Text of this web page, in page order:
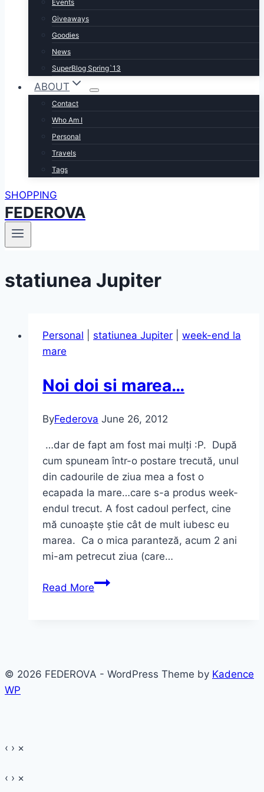
Events
Giveaways
Goodies
News
SuperBlog Spring`13
ABOUT
Contact
Who Am I
Personal
Travels
Tags
SHOPPING
FEDEROVA
statiunea Jupiter
Personal statiunea Jupiter
week-end la
mare
Noi doi si marea…
ByFederova June 26, 2012
…dar de fapt am fost mai mulți :P. După
cum spuneam într-o postare trecută, unul
din cadourile de ziua mea a fost o
ecapada la mare…care s-a produs week-
endul trecut. A fost cadoul perfect, cine
mă cunoaște știe cât de mult iubesc eu
marea. Ca o mica paranteză, acum 2 ani
mi-am petrecut ziua (care…
Read MoreNoi
© 2026 FEDEROVA - WordPress Theme by Kadence
WP
‹ › ×
‹ › ×